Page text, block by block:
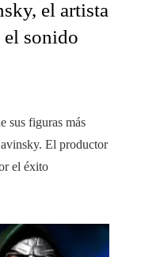
el artista
el sonido
sus figuras más
El productor
el éxito